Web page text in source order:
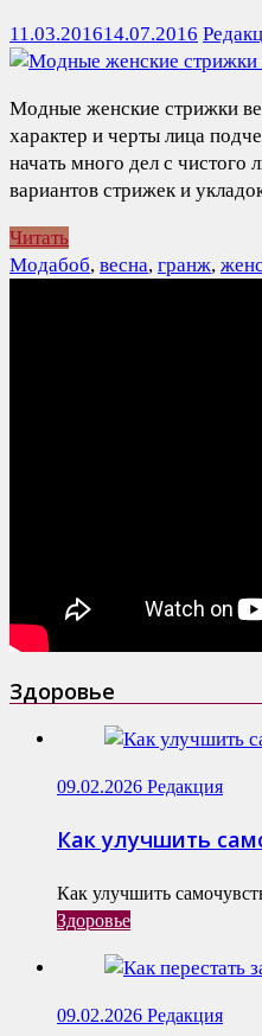
11.03.201614.07.2016
Модные женские стрижки
характер и черты лица
начать много дел с чистого
вариантов стрижек и
Читать
Модабоб, весна, гранж,
Здоровье
09.02.2026 Редакция
Как улучшить
Как улучшить
Здоровье
09.02.2026 Редакция